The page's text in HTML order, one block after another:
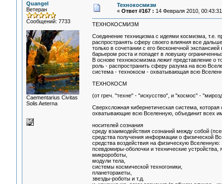
Quangel
Ветеран
Сообщений: 7733
Сaementarius Civitas
Solis Aeterna
Технокосмизм
« Ответ #167 : 14 Февраля 2010,
ТЕХНОКОСМИЗМ
Соединение техницизма с идеями космизма, т.е.
распространять сферу своего влияния все
только в сочетании с его бесконечной
барьером роста и попадет в ловушку
В основе технокосмизма лежит представление о
роль - распространить сферу разума на всю
система - технокосм - охватывающая всю
ТЕХНОКОСМ
(от греч. "техне" - "искусство", и "космос" -
Сверхсложная кибернетическая система,
охватывающие всю Вселенную, объединит всех
носителей сознания
среду взаимодействия сознаний между собой
средства получения информации о физической
средства воздействия на физическую Вселенную:
псевдомиры-оболочки и технические
микророботы,
модули тела,
системы космической техногоники,
планеторакеты,
звезды-роботы и т.д.